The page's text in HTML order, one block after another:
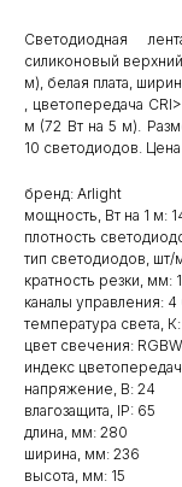
Светодиодная
силиконовый
м), белая плата,
, цветопередача
м (72 Вт на 5 м).
10 светодиодов. Цена
бренд: Arlight
мощность, Вт на 1 м:
плотность
тип светодиодов, шт/
кратность резки, мм:
каналы управления: 4
температура света,
цвет свечения: RGBW
индекс
напряжение, В: 24
влагозащита, IP: 65
длина, мм: 280
ширина, мм: 236
высота, мм: 15